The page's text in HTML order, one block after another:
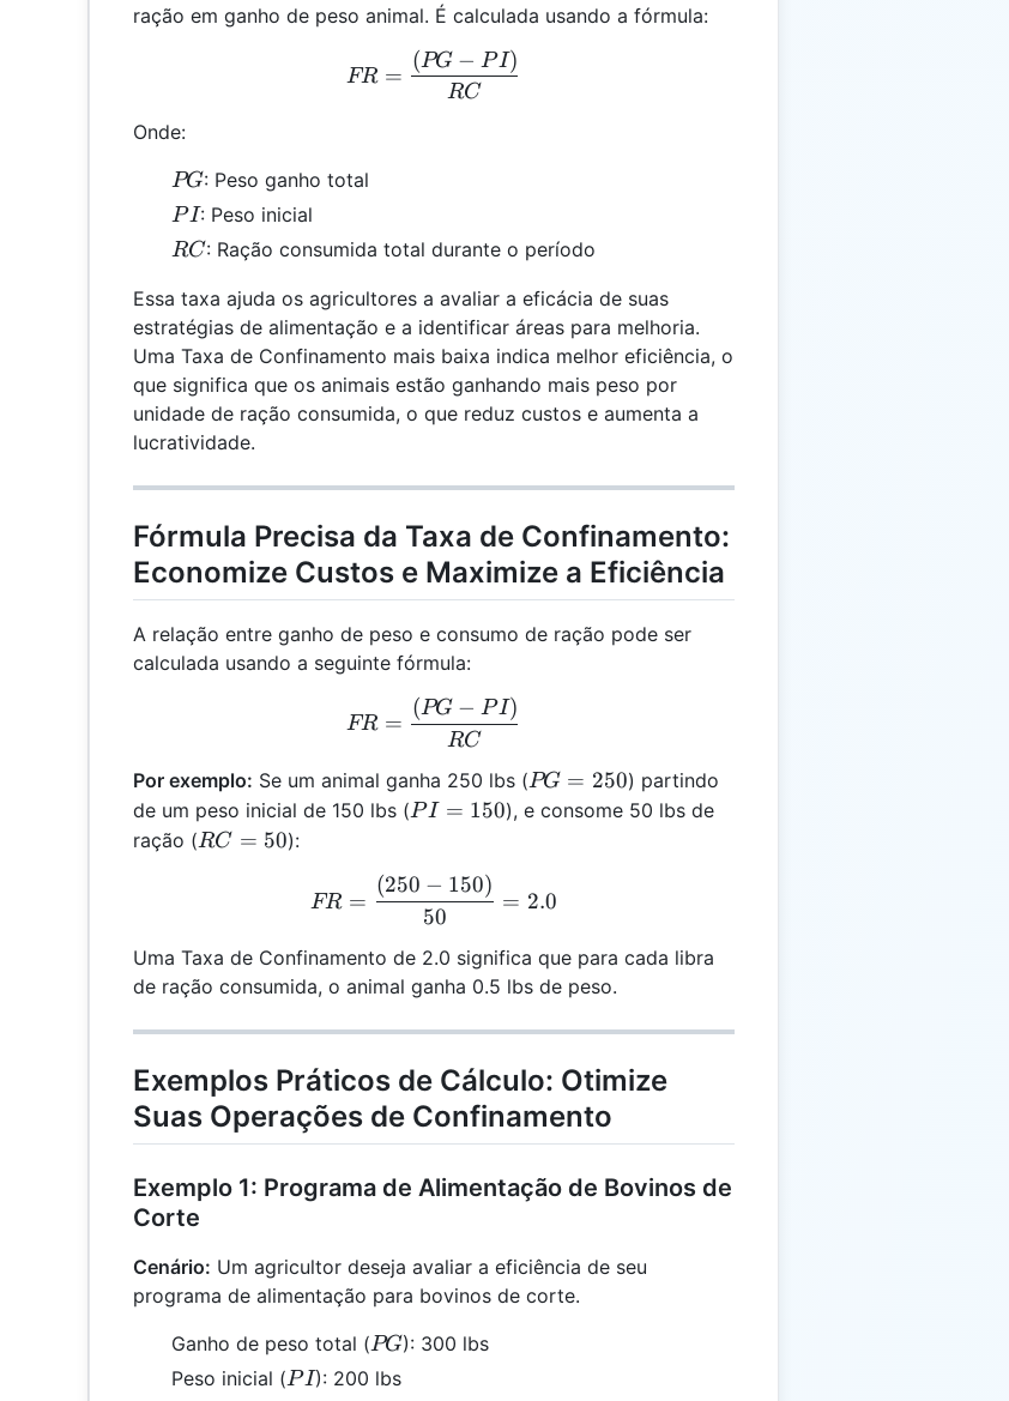
ração em ganho de peso animal. É calculada usando a fórmula:
FR = \frac{(PG - PI)}{RC}
FR =
RC
(PG − PI)
Onde:
PG
PG: Peso ganho total
PI
PI: Peso inicial
RC
RC: Ração consumida total durante o período
Essa taxa ajuda os agricultores a avaliar a eficácia de suas
estratégias de alimentação e a identificar áreas para melhoria.
Uma Taxa de Confinamento mais baixa indica melhor eficiência, o
que significa que os animais estão ganhando mais peso por
unidade de ração consumida, o que reduz custos e aumenta a
lucratividade.
Fórmula Precisa da Taxa de Confinamento:
Economize Custos e Maximize a Eficiência
A relação entre ganho de peso e consumo de ração pode ser
calculada usando a seguinte fórmula:
FR = \frac{(PG - PI)}{RC}
FR =
RC
(PG − PI)
Por exemplo: Se um animal ganha 250 lbs (PG
=
PG = 250) partindo
de um peso inicial de 150 lbs (PI
PI = 150), e consome 50 lbs de
ração (RC
RC = 50):
FR = \frac{(250 - 150)}{50} = 2.0
FR =
50
(250 − 150)
= 2.0
Uma Taxa de Confinamento de 2.0 significa que para cada libra
de ração consumida, o animal ganha 0.5 lbs de peso.
Exemplos Práticos de Cálculo: Otimize
Suas Operações de Confinamento
Exemplo 1: Programa de Alimentação de Bovinos de
Corte
Cenário: Um agricultor deseja avaliar a eficiência de seu
programa de alimentação para bovinos de corte.
Ganho de peso total (PG
PG): 300 lbs
Peso inicial (PI
PI): 200 lbs